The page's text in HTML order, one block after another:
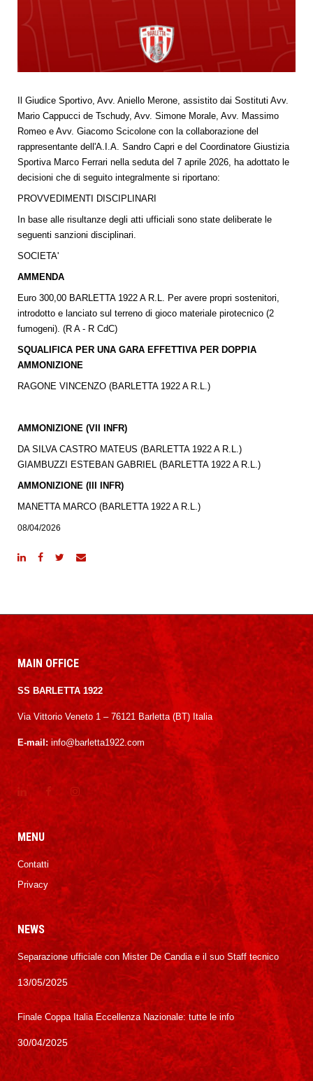
Il Giudice Sportivo, Avv. Aniello Merone, assistito dai Sostituti Avv.
Mario Cappucci de Tschudy, Avv. Simone Morale, Avv. Massimo
Romeo e Avv. Giacomo Scicolone con la collaborazione del
rappresentante dell'A.I.A. Sandro Capri e del Coordinatore Giustizia
Sportiva Marco Ferrari nella seduta del 7 aprile 2026, ha adottato le
decisioni che di seguito integralmente si riportano:
PROVVEDIMENTI DISCIPLINARI
In base alle risultanze degli atti ufficiali sono state deliberate le
seguenti sanzioni disciplinari.
SOCIETA'
AMMENDA
Euro 300,00 BARLETTA 1922 A R.L. Per avere propri sostenitori,
introdotto e lanciato sul terreno di gioco materiale pirotecnico (2
fumogeni). (R A - R CdC)
SQUALIFICA PER UNA GARA EFFETTIVA PER DOPPIA
AMMONIZIONE
RAGONE VINCENZO (BARLETTA 1922 A R.L.)
AMMONIZIONE (VII INFR)
DA SILVA CASTRO MATEUS (BARLETTA 1922 A R.L.)
GIAMBUZZI ESTEBAN GABRIEL (BARLETTA 1922 A R.L.)
AMMONIZIONE (III INFR)
MANETTA MARCO (BARLETTA 1922 A R.L.)
08/04/2026
MAIN OFFICE
SS BARLETTA 1922
Via Vittorio Veneto 1 – 76121 Barletta (BT) Italia
E-mail: info@barletta1922.com
MENU
Contatti
Privacy
NEWS
Separazione ufficiale con Mister De Candia e il suo Staff tecnico
13/05/2025
Finale Coppa Italia Eccellenza Nazionale: tutte le info
30/04/2025